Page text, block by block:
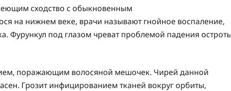
сходство с обыкновенным
на нижнем веке, врачи называют гнойное воспаление,
Фурункул под глазом чреват проблемой падения
поражающим волосяной мешочек. Чирей данной
Грозит инфицированием тканей вокруг орбиты,